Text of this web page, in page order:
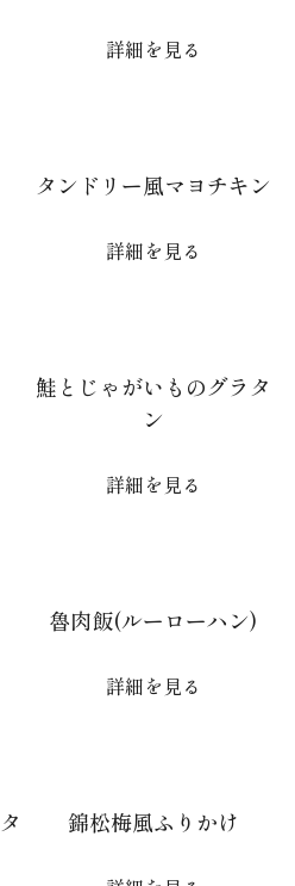
詳細を見る
タンドリー風マヨチキン
詳細を見る
鮭とじゃがいものグラタ
ン
詳細を見る
魯肉飯(ルーローハン)
詳細を見る
錦松梅風ふりかけ